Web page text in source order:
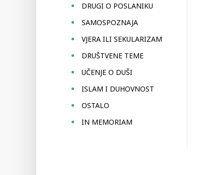
DRUGI O POSLANIKU
SAMOSPOZNAJA
VJERA ILI SEKULARIZAM
DRUŠTVENE TEME
UČENJE O DUŠI
ISLAM I DUHOVNOST
OSTALO
IN MEMORIAM